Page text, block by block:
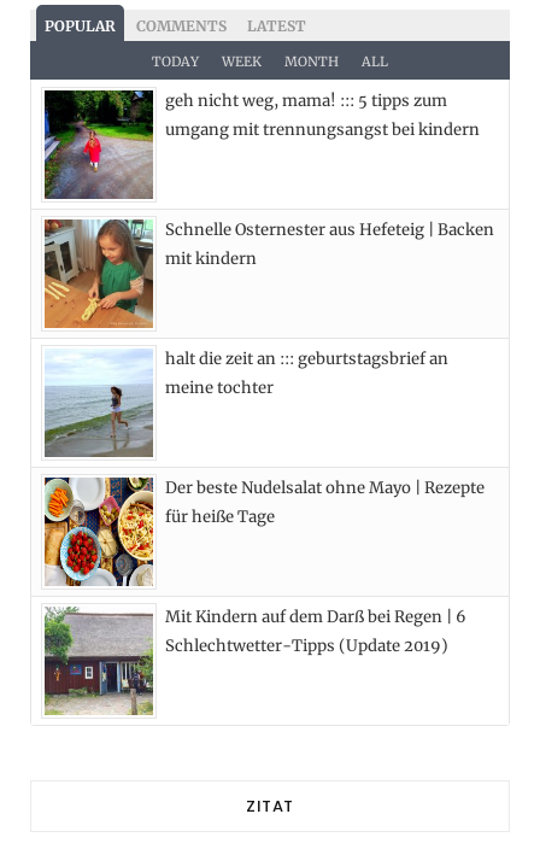
c
e
b
k
T
w
i
e
s
t
a
a
e
s
POPULAR COMMENTS LATEST
TODAY WEEK MONTH ALL
geh nicht weg, mama! ::: 5 tipps zum
umgang mit trennungsangst bei kindern
Schnelle Osternester aus Hefeteig | Backen
mit kindern
halt die zeit an ::: geburtstagsbrief an
meine tochter
Der beste Nudelsalat ohne Mayo | Rezepte
für heiße Tage
Mit Kindern auf dem Darß bei Regen | 6
Schlechtwetter-Tipps (Update 2019)
ZITAT